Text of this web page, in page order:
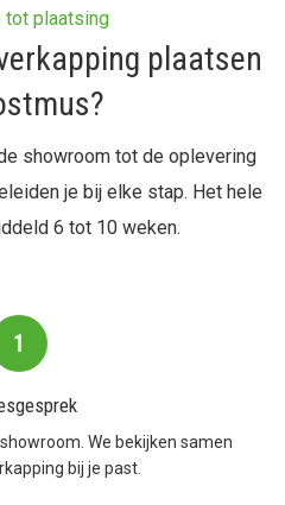
tot plaatsing
plaatsen
showroom tot de oplevering
je bij elke stap. Het hele
6 tot 10 weken.
1
We bekijken samen
bij je past.